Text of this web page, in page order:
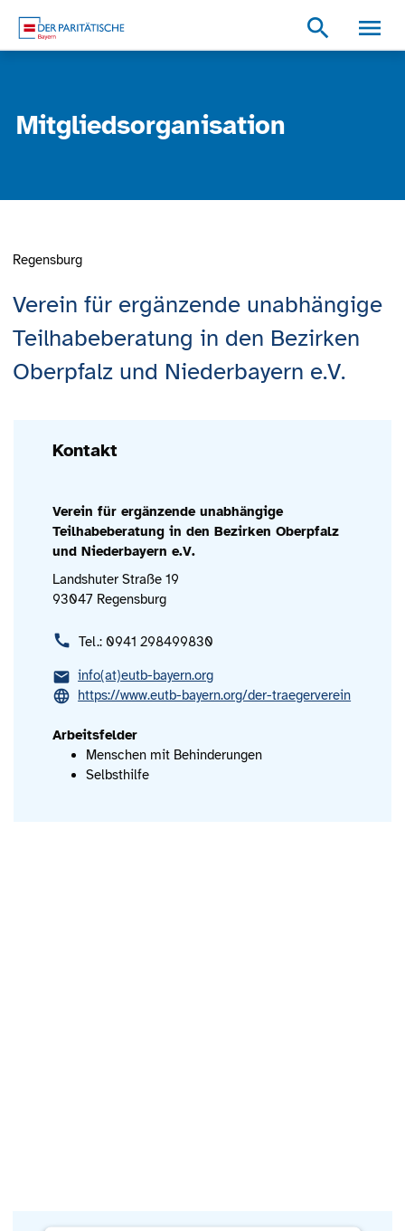
search
Mitgliedsorganisation
Verein für ergänzende unabhängige
Teilhabeberatung in den Bezirken
Oberpfalz und Niederbayern e.V.
Regensburg
Kontakt
Verein für ergänzende unabhängige
Teilhabeberatung in den Bezirken Oberpfalz
und Niederbayern e.V.
Landshuter Straße 19
93047 Regensburg
Tel.: 0941 298499830
info(at)eutb-bayern.org
https://www.eutb-bayern.org/der-traegerverein
Arbeitsfelder
Menschen mit Behinderungen
Selbsthilfe